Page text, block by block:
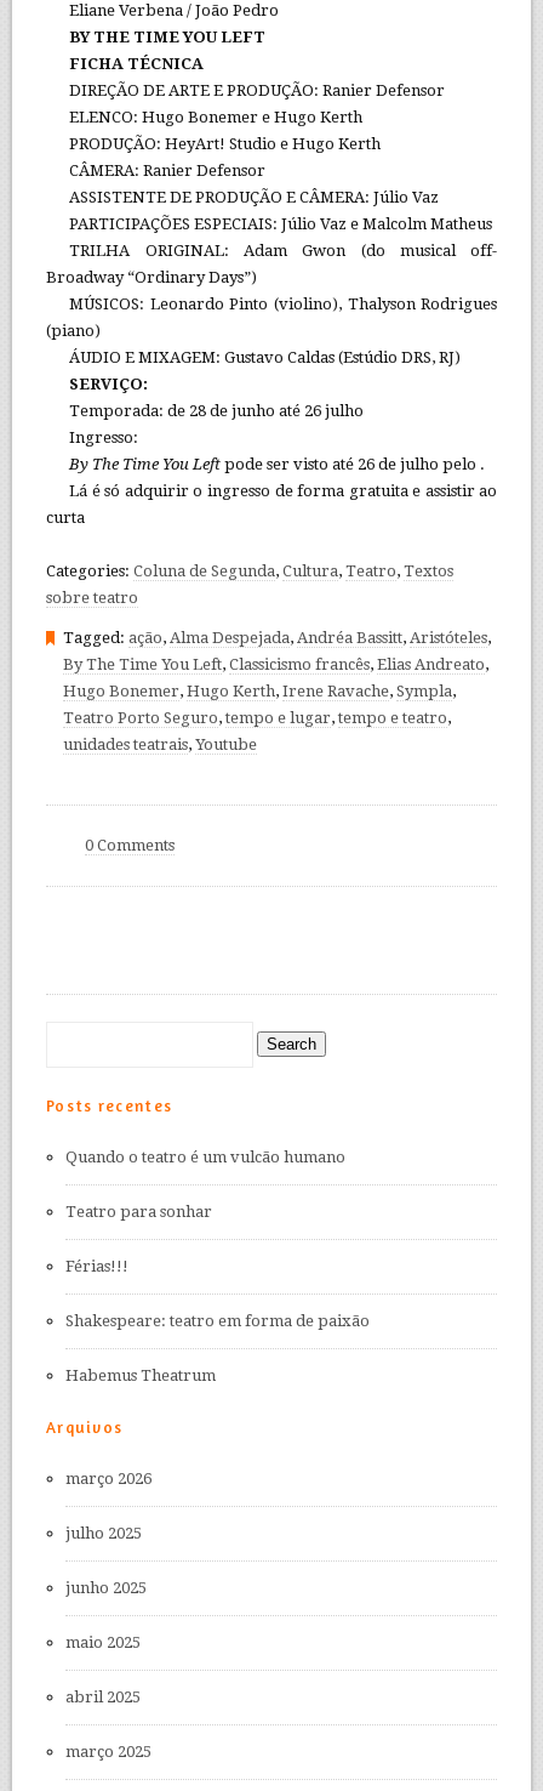
Eliane Verbena / João Pedro
BY THE TIME YOU LEFT
FICHA TÉCNICA
DIREÇÃO DE ARTE E PRODUÇÃO: Ranier Defensor
ELENCO: Hugo Bonemer e Hugo Kerth
PRODUÇÃO: HeyArt! Studio e Hugo Kerth
CÂMERA: Ranier Defensor
ASSISTENTE DE PRODUÇÃO E CÂMERA: Júlio Vaz
PARTICIPAÇÕES ESPECIAIS: Júlio Vaz e Malcolm Matheus
TRILHA ORIGINAL: Adam Gwon (do musical off-
Broadway “Ordinary Days”)
MÚSICOS: Leonardo Pinto (violino), Thalyson Rodrigues
(piano)
ÁUDIO E MIXAGEM: Gustavo Caldas (Estúdio DRS, RJ)
SERVIÇO:
Temporada: de 28 de junho até 26 julho
Ingresso:
By The Time You Left pode ser visto até 26 de julho pelo .
Lá é só adquirir o ingresso de forma gratuita e assistir ao
curta
Categories: Coluna de Segunda, Cultura, Teatro, Textos
sobre teatro
Tagged: ação, Alma Despejada, Andréa Bassitt, Aristóteles,
By The Time You Left, Classicismo francês, Elias Andreato,
Hugo Bonemer, Hugo Kerth, Irene Ravache, Sympla,
Teatro Porto Seguro,tempo e lugar,tempo e teatro,
unidades teatrais, Youtube
0 Comments
Posts recentes
Quando o teatro é um vulcão humano
Teatro para sonhar
Férias!!!
Shakespeare: teatro em forma de paixão
Habemus Theatrum
Arquivos
março 2026
julho 2025
junho 2025
maio 2025
abril 2025
março 2025